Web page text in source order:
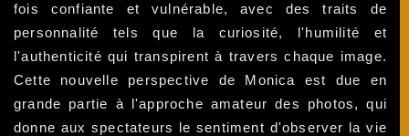
fois confiante et vulnérable, avec des traits de
personnalité tels que la curiosité, l'humilité et
l'authenticité qui transpirent à travers chaque image.
Cette nouvelle perspective de Monica est due en
grande partie à l'approche amateur des photos, qui
donne aux spectateurs le sentiment d'observer la vie